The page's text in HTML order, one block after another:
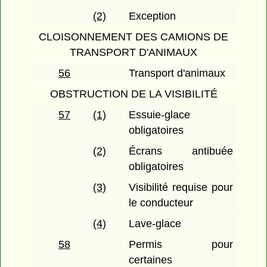
(2)
Exception
CLOISONNEMENT DES CAMIONS DE
TRANSPORT D'ANIMAUX
56
Transport d'animaux
OBSTRUCTION DE LA VISIBILITÉ
57
(1)
Essuie-glace
obligatoires
(2)
Écrans antibuée
obligatoires
(3)
Visibilité requise pour
le conducteur
(4)
Lave-glace
58
Permis pour
certaines